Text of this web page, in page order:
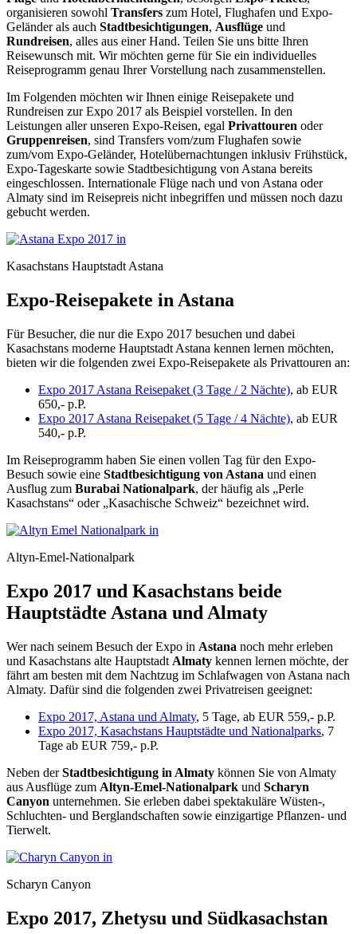
organisieren sowohl Transfers zum Hotel, Flughafen und Expo-
Geländer als auch Stadtbesichtigungen, Ausflüge und
Rundreisen, alles aus einer Hand. Teilen Sie uns bitte Ihren
Reisewunsch mit. Wir möchten gerne für Sie ein individuelles
Reiseprogramm genau Ihrer Vorstellung nach zusammenstellen.
Im Folgenden möchten wir Ihnen einige Reisepakete und
Rundreisen zur Expo 2017 als Beispiel vorstellen. In den
Leistungen aller unseren Expo-Reisen, egal Privattouren oder
Gruppenreisen, sind Transfers vom/zum Flughafen sowie
zum/vom Expo-Geländer, Hotelübernachtungen inklusiv Frühstück,
Expo-Tageskarte sowie Stadtbesichtigung von Astana bereits
eingeschlossen. Internationale Flüge nach und von Astana oder
Almaty sind im Reisepreis nicht inbegriffen und müssen noch dazu
gebucht werden.
Kasachstans Hauptstadt Astana
Expo-Reisepakete in Astana
Für Besucher, die nur die Expo 2017 besuchen und dabei
Kasachstans moderne Hauptstadt Astana kennen lernen möchten,
bieten wir die folgenden zwei Expo-Reisepakete als Privattouren an:
Expo 2017 Astana Reisepaket (3 Tage / 2 Nächte), ab EUR
650,- p.P.
Expo 2017 Astana Reisepaket (5 Tage / 4 Nächte), ab EUR
540,- p.P.
Im Reiseprogramm haben Sie einen vollen Tag für den Expo-
Besuch sowie eine Stadtbesichtigung von Astana und einen
Ausflug zum Burabai Nationalpark, der häufig als „Perle
Kasachstans“ oder „Kasachische Schweiz“ bezeichnet wird.
Altyn-Emel-Nationalpark
Expo 2017 und Kasachstans beide
Hauptstädte Astana und Almaty
Wer nach seinem Besuch der Expo in Astana noch mehr erleben
und Kasachstans alte Hauptstadt Almaty kennen lernen möchte, der
fährt am besten mit dem Nachtzug im Schlafwagen von Astana nach
Almaty. Dafür sind die folgenden zwei Privatreisen geeignet:
Expo 2017, Astana und Almaty, 5 Tage, ab EUR 559,- p.P.
Expo 2017, Kasachstans Hauptstädte und Nationalparks, 7
Tage ab EUR 759,- p.P.
Neben derStadtbesichtigung in Almaty können Sie von Almaty
aus Ausflüge zum Altyn-Emel-Nationalpark und Scharyn
Canyon unternehmen. Sie erleben dabei spektakuläre Wüsten-,
Schluchten- und Berglandschaften sowie einzigartige Pflanzen- und
Tierwelt.
Scharyn Canyon
Expo 2017, Zhetysu und Südkasachstan